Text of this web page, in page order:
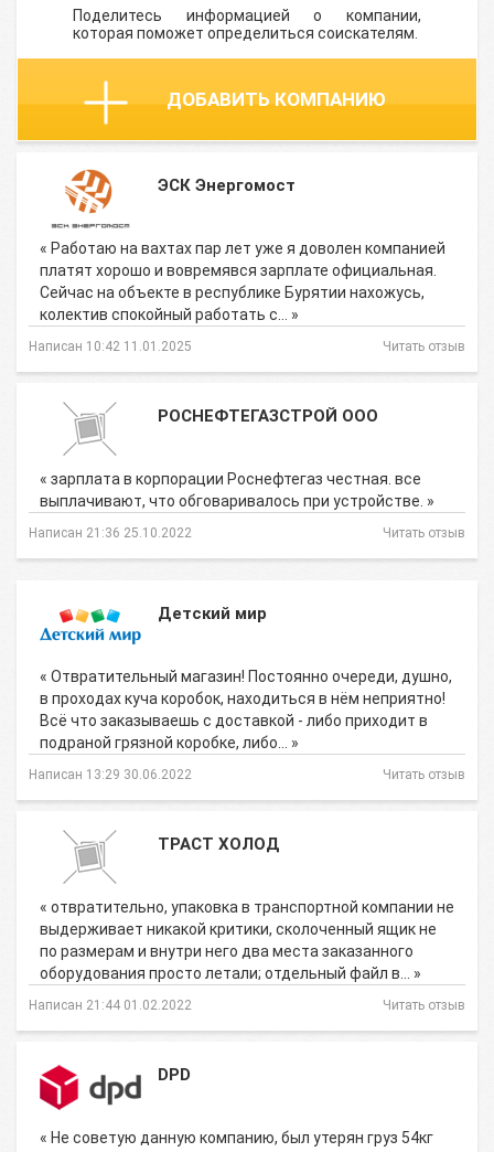
Поделитесь информацией о компании,
которая поможет определиться соискателям.
ДОБАВИТЬ КОМПАНИЮ
ЭСК Энергомост
« Работаю на вахтах пар лет уже я доволен компанией
платят хорошо и вовремявся зарплате официальная.
Сейчас на объекте в республике Бурятии нахожусь,
колектив спокойный работать с… »
Написан 10:42 11.01.2025 Читать отзыв
РОСНЕФТЕГАЗСТРОЙ ООО
« зарплата в корпорации Роснефтегаз честная. все
выплачивают, что обговаривалось при устройстве. »
Написан 21:36 25.10.2022 Читать отзыв
Детский мир
« Отвратительный магазин! Постоянно очереди, душно,
в проходах куча коробок, находиться в нём неприятно!
Всё что заказываешь с доставкой - либо приходит в
подраной грязной коробке, либо… »
Написан 13:29 30.06.2022 Читать отзыв
ТРАСТ ХОЛОД
« отвратительно, упаковка в транспортной компании не
выдерживает никакой критики, сколоченный ящик не
по размерам и внутри него два места заказанного
оборудования просто летали; отдельный файл в… »
Написан 21:44 01.02.2022 Читать отзыв
DPD
« Не советую данную компанию, был утерян груз 54кг